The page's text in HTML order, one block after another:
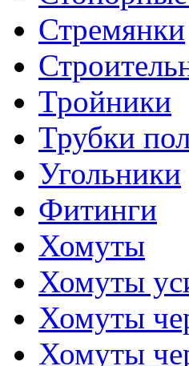
Стремянки
Тройники
Трубки
Угольники
Фитинги
Хомуты
Хомуты
Хомуты
Хомуты